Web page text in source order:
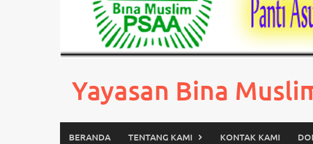
Yayasan Bina
BERANDA TENTANG KAMI KONTAK KAMI